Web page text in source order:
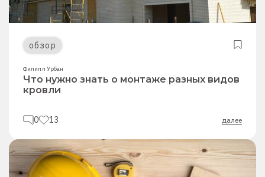
обзор
Филипп Урбан
Что нужно знать о монтаже разных видов
кровли
0 13 далее